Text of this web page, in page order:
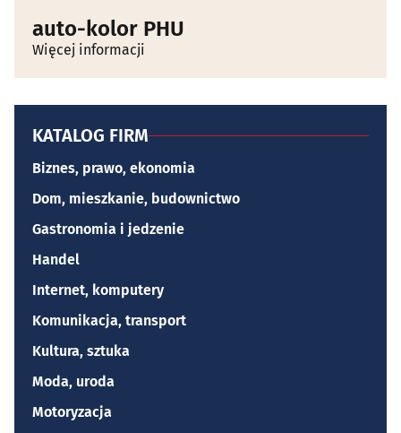
auto-kolor PHU
Więcej informacji
KATALOG FIRM
Biznes, prawo, ekonomia
Dom, mieszkanie, budownictwo
Gastronomia i jedzenie
Handel
Internet, komputery
Komunikacja, transport
Kultura, sztuka
Moda, uroda
Motoryzacja